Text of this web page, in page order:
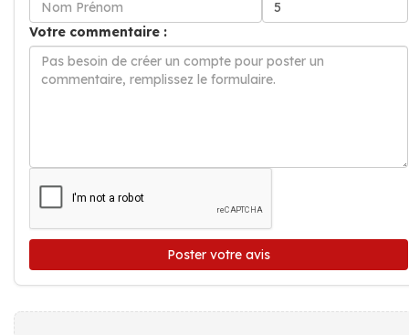
Votre commentaire :
Poster votre avis